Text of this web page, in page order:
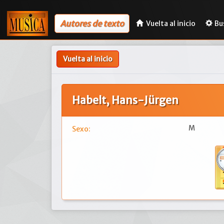
Autores de texto Vuelta al inicio
Vuelta al inicio
Habelt, Hans-Jürgen
Sexo: M